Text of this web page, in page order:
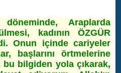
Araplarda
kadının ÖZGÜR
Onun içinde cariyeler
başlarını örtmelerine
bu bilgiden yola çıkarak,